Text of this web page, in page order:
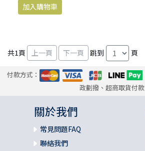
共1頁 跳到 頁
付款方式：
政劃撥、超商取貨付款
關於我們
常見問題FAQ
聯絡我們